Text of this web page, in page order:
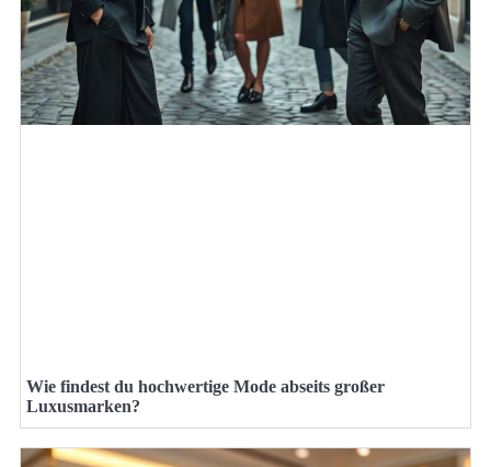
Wie findest du hochwertige Mode abseits großer
Luxusmarken?